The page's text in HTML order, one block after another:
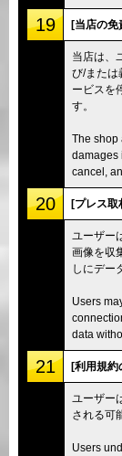
19 [当店の
当店は、
び/または
ービスを
す。
The shop
damages
cancel,
20 [プレス
ユーザー
画像を収
しにデー
Users
data
21 [利用規
ユーザー
される可
Users